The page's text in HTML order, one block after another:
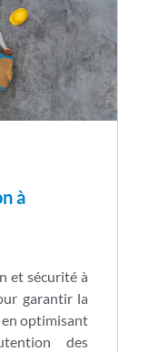
des charges
à
et sécurité à
garantir la
optimisant
des